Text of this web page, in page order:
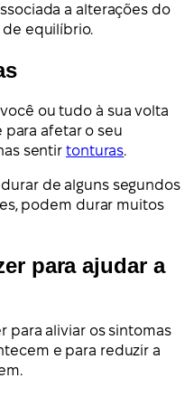
a alterações do
equilíbrio.
ou tudo à sua volta
para afetar o seu
sentir tonturas.
de alguns segundos
podem durar muitos
para ajudar a
para aliviar os sintomas
e para reduzir a